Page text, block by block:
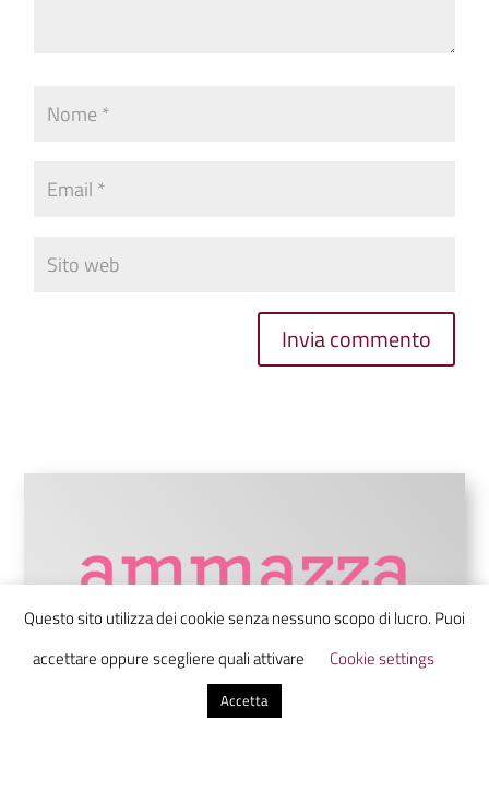
Invia commento
Questo sito utilizza dei cookie senza nessuno scopo di lucro. Puoi
accettare oppure scegliere quali attivare
Cookie settings
Accetta